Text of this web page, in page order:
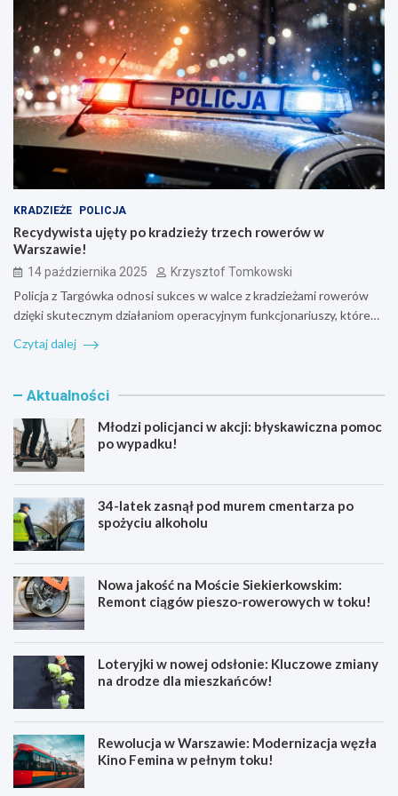
KRADZIEŻE POLICJA
Recydywista ujęty po kradzieży trzech rowerów w
Warszawie!
14 października 2025 Krzysztof Tomkowski
Policja z Targówka odnosi sukces w walce z kradzieżami rowerów
dzięki skutecznym działaniom operacyjnym funkcjonariuszy, które…
Czytaj dalej
Aktualności
Młodzi policjanci w akcji: błyskawiczna pomoc
po wypadku!
34-latek zasnął pod murem cmentarza po
spożyciu alkoholu
Nowa jakość na Moście Siekierkowskim:
Remont ciągów pieszo-rowerowych w toku!
Loteryjki w nowej odsłonie: Kluczowe zmiany
na drodze dla mieszkańców!
Rewolucja w Warszawie: Modernizacja węzła
Kino Femina w pełnym toku!